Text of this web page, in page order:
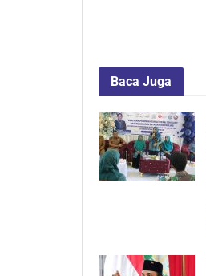
Baca Juga